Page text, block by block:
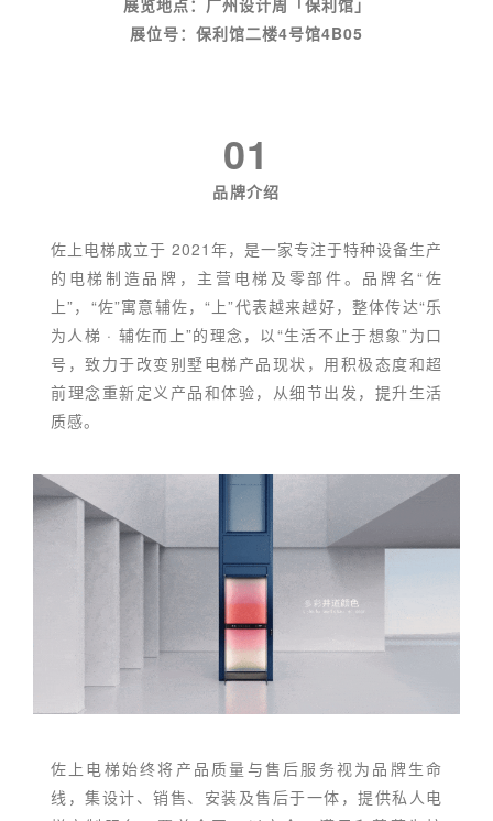
展位号： 保利馆二楼4号馆4B05
01
品牌介绍
佐上电梯成立于 2021年，是一家专注于特种设备生产
的电梯制造品牌，主营电梯及零部件。品牌名“佐
上”，“佐”寓意辅佐，“上”代表越来越好，整体传达“乐
为人梯 · 辅佐而上”的理念，以“生活不止于想象”为口
号，致力于改变别墅电梯产品现状，用积极态度和超
前理念重新定义产品和体验，从细节出发，提升生活
质感。
佐上电梯始终将产品质量与售后服务视为品牌生命
线，集设计、销售、安装及售后于一体，提供私人电